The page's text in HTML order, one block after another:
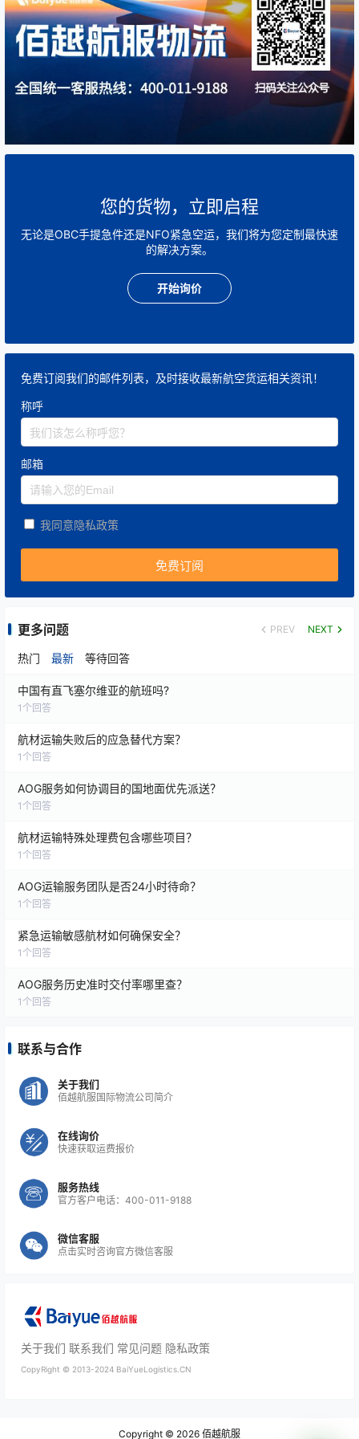
您的货物，立即启程
无论是OBC手提急件还是NFO紧急空运，我们将为您定制最快速
的解决方案。
开始询价
免费订阅我们的邮件列表，及时接收最新航空货运相关资讯！
称呼
邮箱
我同意隐私政策
更多问题 PREV NEXT
热门 最新 等待回答
中国有直飞塞尔维亚的航班吗?
1 个回答
航材运输失败后的应急替代方案？
1 个回答
AOG服务如何协调目的国地面优先派送？
1 个回答
航材运输特殊处理费包含哪些项目？
1 个回答
AOG运输服务团队是否24小时待命？
1 个回答
紧急运输敏感航材如何确保安全？
1 个回答
AOG服务历史准时交付率哪里查？
1 个回答
联系与合作
关于我们
佰越航服国际物流公司简介
在线询价
快速获取运费报价
服务热线
官方客户电话：400-011-9188
微信客服
点击实时咨询官方微信客服
关于我们 联系我们 常见问题 隐私政策
CopyRight © 2013-2024 BaiYueLogistics.CN
Copyright © 2026 佰越航服